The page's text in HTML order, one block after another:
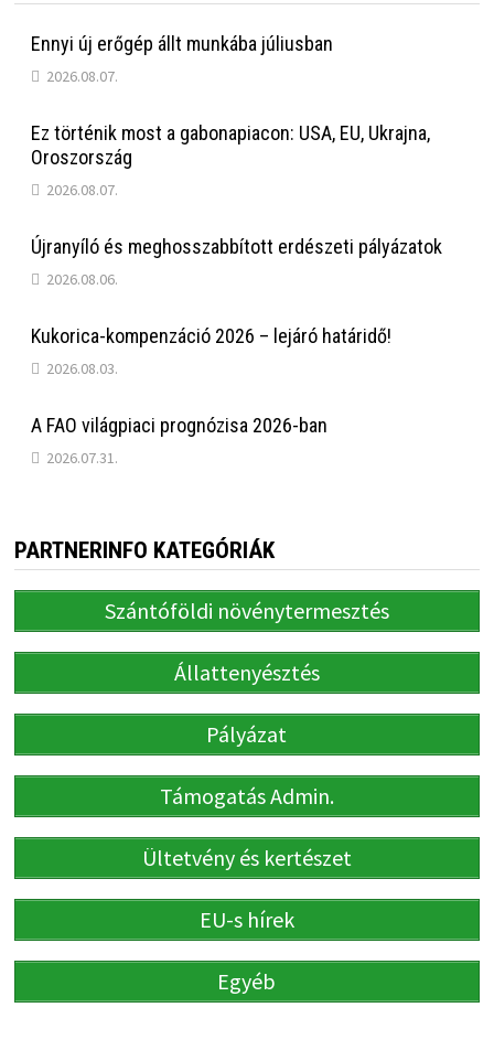
Ennyi új erőgép állt munkába júliusban
2026.08.07.
Ez történik most a gabonapiacon: USA, EU, Ukrajna,
Oroszország
2026.08.07.
Újranyíló és meghosszabbított erdészeti pályázatok
2026.08.06.
Kukorica-kompenzáció 2026 – lejáró határidő!
2026.08.03.
A FAO világpiaci prognózisa 2026-ban
2026.07.31.
PARTNERINFO KATEGÓRIÁK
Szántóföldi növénytermesztés
Állattenyésztés
Pályázat
Támogatás Admin.
Ültetvény és kertészet
EU-s hírek
Egyéb